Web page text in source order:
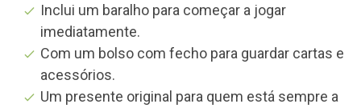
Inclui um baralho para começar a jogar
imediatamente.
Com um bolso com fecho para guardar cartas e
acessórios.
Um presente original para quem está sempre a